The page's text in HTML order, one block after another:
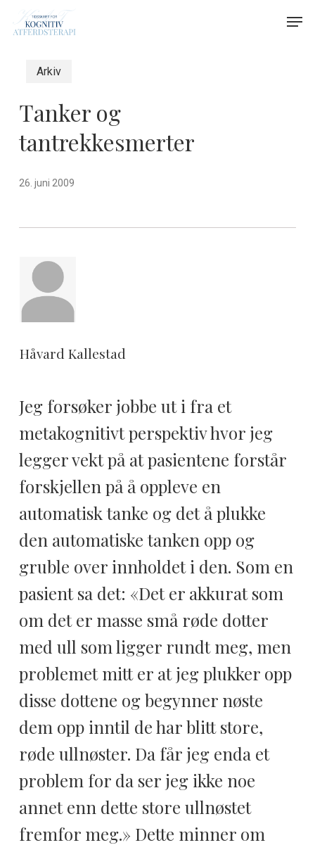
Arkiv
Tanker og
tantrekkesmerter
26. juni 2009
Håvard Kallestad
Jeg forsøker jobbe ut i fra et
metakognitivt perspektiv hvor jeg
legger vekt på at pasientene forstår
forskjellen på å oppleve en
automatisk tanke og det å plukke
den automatiske tanken opp og
gruble over innholdet i den. Som en
pasient sa det: «Det er akkurat som
om det er masse små røde dotter
med ull som ligger rundt meg, men
problemet mitt er at jeg plukker opp
disse dottene og begynner nøste
dem opp inntil de har blitt store,
røde ullnøster. Da får jeg enda et
problem for da ser jeg ikke noe
annet enn dette store ullnøstet
fremfor meg.» Dette minner om